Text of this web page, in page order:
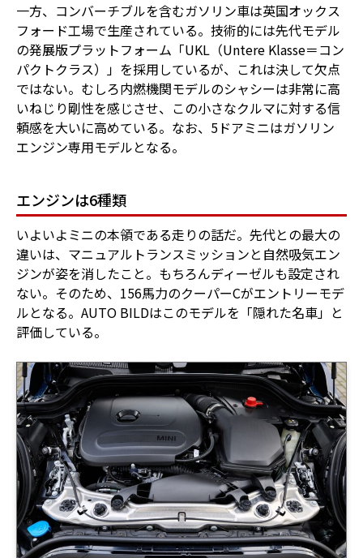
一方、コンバーチブルを含むガソリン車は英国オックス
フォード工場で生産されている。技術的には先代モデル
の発展版プラットフォーム「UKL（Untere Klasse＝コン
パクトクラス）」を採用しているが、これは決して欠点
ではない。むしろ内燃機関モデルのシャシーは非常に高
いねじり剛性を感じさせ、この小さなクルマに対する信
頼感を大いに高めている。なお、5ドアミニはガソリン
エンジン専用モデルとなる。
エンジンは6種類
いよいよミニの本領である走りの話だ。先代との最大の
違いは、マニュアルトランスミッションと自然吸気エン
ジンが姿を消したこと。もちろんディーゼルも設定され
ない。そのため、156馬力のクーパーCがエントリーモデ
ルとなる。AUTO BILDはこのモデルを「隠れた名車」と
評価している。